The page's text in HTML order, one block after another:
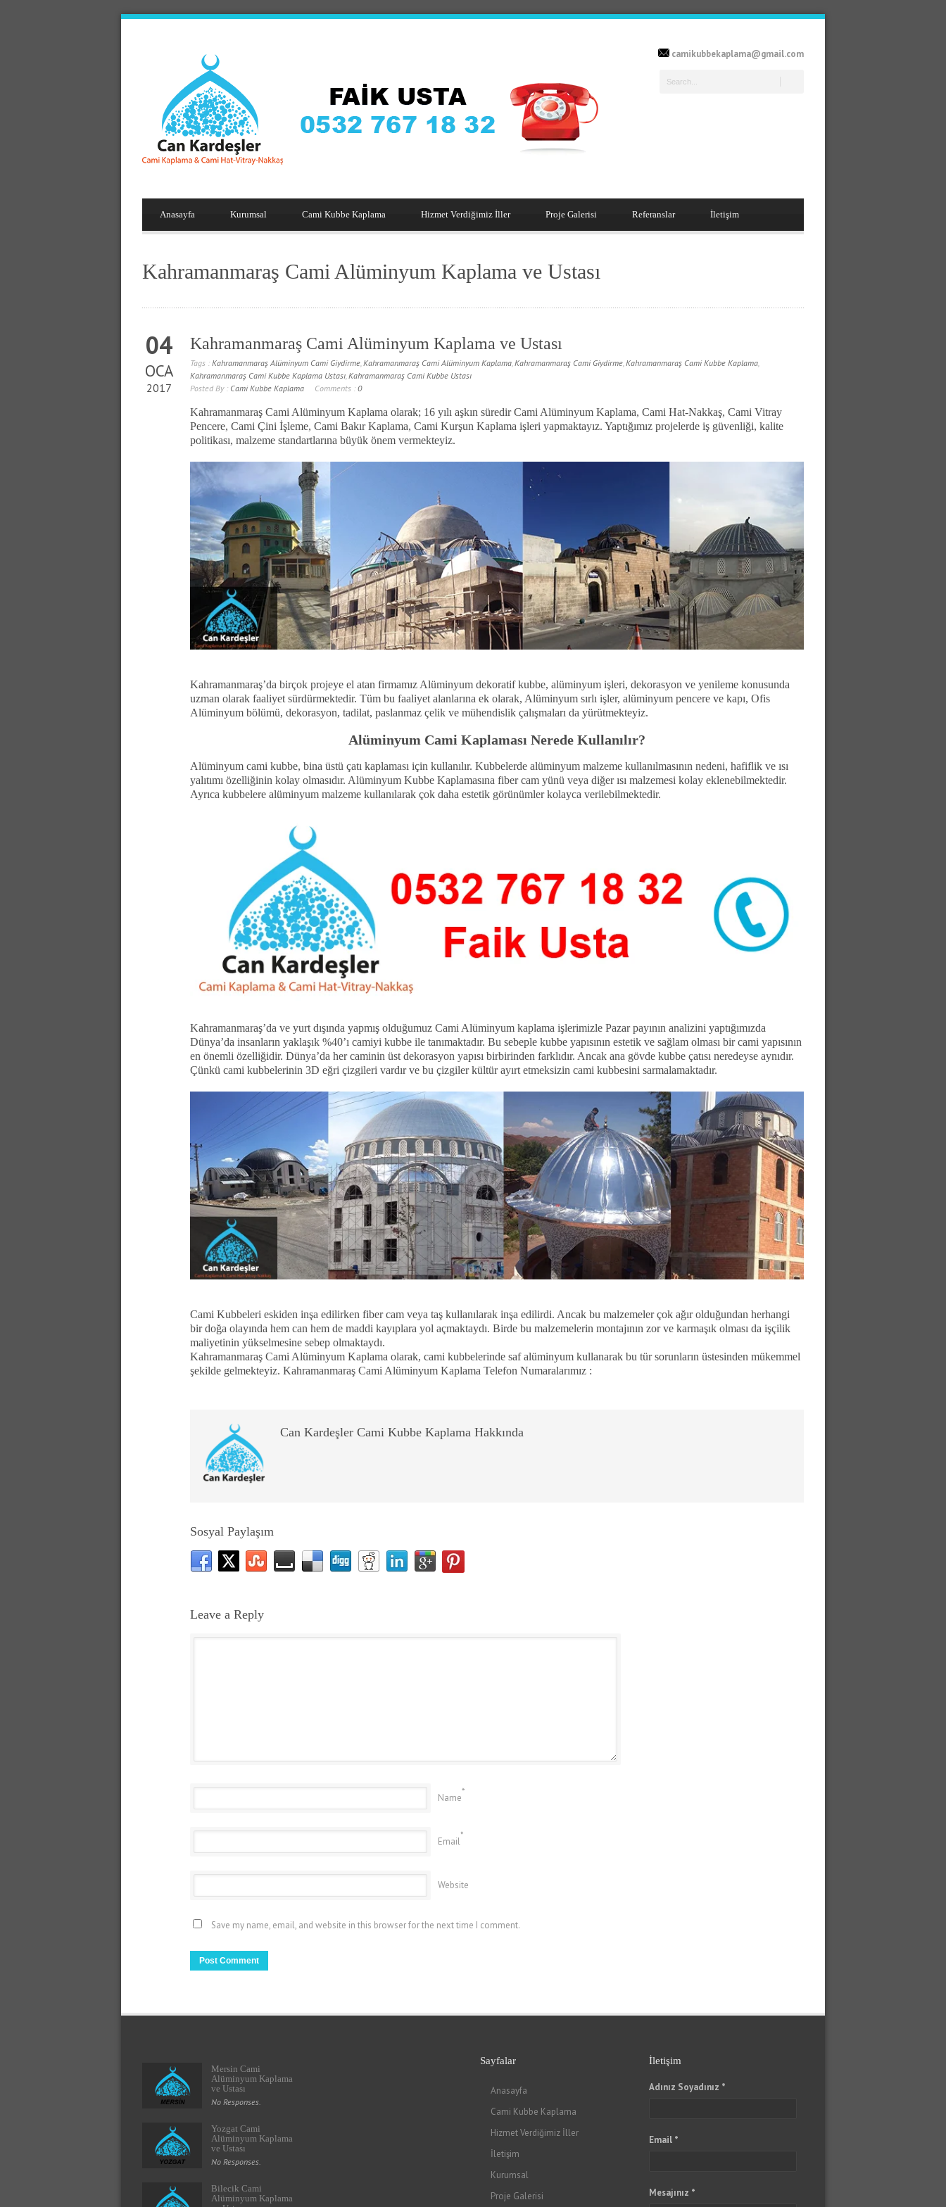
camikubbekaplama@gmail.com
Anasayfa Kurumsal Cami Kubbe Kaplama Hizmet Verdiğimiz İller Proje Galerisi Referanslar İletişim
Kahramanmaraş Cami Alüminyum Kaplama ve Ustası
04
OCA
2017
Kahramanmaraş Cami Alüminyum Kaplama ve Ustası
Tags : Kahramanmaraş Alüminyum Cami Giydirme,Kahramanmaraş Cami Alüminyum Kaplama,Kahramanmaraş Cami Giydirme,Kahramanmaraş Cami Kubbe Kaplama,
Kahramanmaraş Cami Kubbe Kaplama Ustası,Kahramanmaraş Cami Kubbe Ustası
Posted By : Cami Kubbe Kaplama Comments : 0
Kahramanmaraş Cami Alüminyum Kaplama olarak; 16 yılı aşkın süredir Cami Alüminyum Kaplama, Cami Hat-Nakkaş, Cami Vitray
Pencere, Cami Çini İşleme, Cami Bakır Kaplama, Cami Kurşun Kaplama işleri yapmaktayız. Yaptığımız projelerde iş güvenliği, kalite
politikası, malzeme standartlarına büyük önem vermekteyiz.
Kahramanmaraş’da birçok projeye el atan firmamız Alüminyum dekoratif kubbe, alüminyum işleri, dekorasyon ve yenileme konusunda
uzman olarak faaliyet sürdürmektedir. Tüm bu faaliyet alanlarına ek olarak, Alüminyum sırlı işler, alüminyum pencere ve kapı, Ofis
Alüminyum bölümü, dekorasyon, tadilat, paslanmaz çelik ve mühendislik çalışmaları da yürütmekteyiz.
Alüminyum Cami Kaplaması Nerede Kullanılır?
Alüminyum cami kubbe, bina üstü çatı kaplaması için kullanılır. Kubbelerde alüminyum malzeme kullanılmasının nedeni, hafiflik ve ısı
yalıtımı özelliğinin kolay olmasıdır. Alüminyum Kubbe Kaplamasına fiber cam yünü veya diğer ısı malzemesi kolay eklenebilmektedir.
Ayrıca kubbelere alüminyum malzeme kullanılarak çok daha estetik görünümler kolayca verilebilmektedir.
Kahramanmaraş’da ve yurt dışında yapmış olduğumuz Cami Alüminyum kaplama işlerimizle Pazar payının analizini yaptığımızda
Dünya’da insanların yaklaşık %40’ı camiyi kubbe ile tanımaktadır. Bu sebeple kubbe yapısının estetik ve sağlam olması bir cami yapısının
en önemli özelliğidir. Dünya’da her caminin üst dekorasyon yapısı birbirinden farklıdır. Ancak ana gövde kubbe çatısı neredeyse aynıdır.
Çünkü cami kubbelerinin 3D eğri çizgileri vardır ve bu çizgiler kültür ayırt etmeksizin cami kubbesini sarmalamaktadır.
Cami Kubbeleri eskiden inşa edilirken fiber cam veya taş kullanılarak inşa edilirdi. Ancak bu malzemeler çok ağır olduğundan herhangi
bir doğa olayında hem can hem de maddi kayıplara yol açmaktaydı. Birde bu malzemelerin montajının zor ve karmaşık olması da işçilik
maliyetinin yükselmesine sebep olmaktaydı.
Kahramanmaraş Cami Alüminyum Kaplama olarak, cami kubbelerinde saf alüminyum kullanarak bu tür sorunların üstesinden mükemmel
şekilde gelmekteyiz. Kahramanmaraş Cami Alüminyum Kaplama Telefon Numaralarımız :
Can Kardeşler Cami Kubbe Kaplama Hakkında
Sosyal Paylaşım
Leave a Reply
Name
*
Email
*
Website
Save my name, email, and website in this browser for the next time I comment.
Mersin Cami
Alüminyum Kaplama
ve Ustası
No Responses.
Yozgat Cami
Alüminyum Kaplama
ve Ustası
No Responses.
Bilecik Cami
Alüminyum Kaplama
Sayfalar
Anasayfa
Cami Kubbe Kaplama
Hizmet Verdiğimiz İller
İletişim
Kurumsal
Proje Galerisi
İletişim
Adınız Soyadınız *
Email *
Mesajınız *